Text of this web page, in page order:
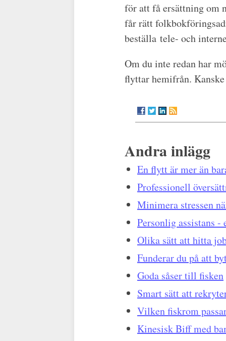
för att få ersättning om
får rätt
beställa tele- och
Om du inte redan har
flyttar hemifrån.
Andra inlägg
En flytt är mer än
Professionell
Minimera stressen
Personlig assistans -
Olika sätt att hitta
Funderar du på att
Goda såser till fisken
Smart sätt att
Vilken fiskrom
Kinesisk Biff med